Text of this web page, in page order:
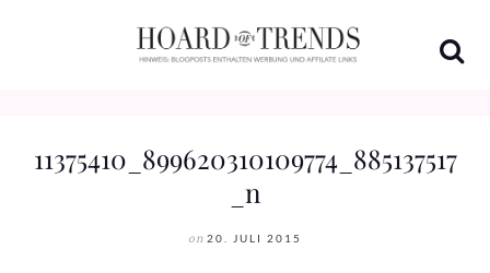
11375410_899620310109774_885137517
_n
on 20. JULI 2015